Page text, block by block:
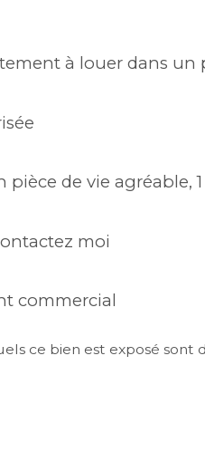
à louer dans
de vie agréable,
moi
commercial
ce bien est exposé sont